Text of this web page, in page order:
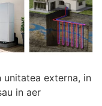
unitatea externa, in
in aer